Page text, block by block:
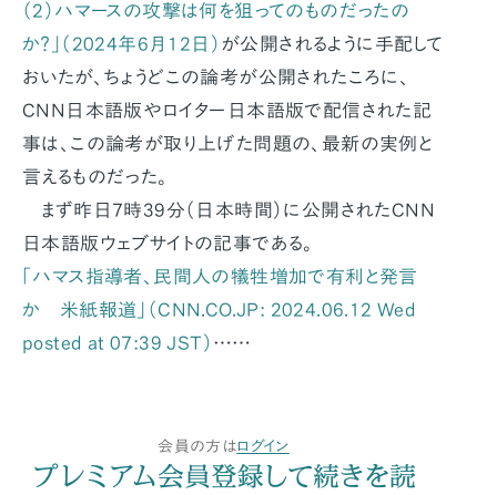
（2）ハマースの攻撃は何を狙ってのものだったの
か？」（2024年6月12日） が公開されるように手配して
おいたが、ちょうどこの論考が公開されたころに、
CNN日本語版やロイター日本語版で配信された記
事は、この論考が取り上げた問題の、最新の実例と
言えるものだった。
まず昨日7時39分（日本時間）に公開されたCNN
日本語版ウェブサイトの記事である。
「ハマス指導者、民間人の犠牲増加で有利と発言
か 米紙報道」（CNN.CO.JP: 2024.06.12 Wed
posted at 07:39 JST） ……
会員の方はログイン
プレミアム会員登録して続きを読